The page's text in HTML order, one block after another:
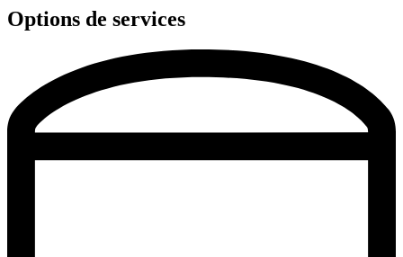
Options de services